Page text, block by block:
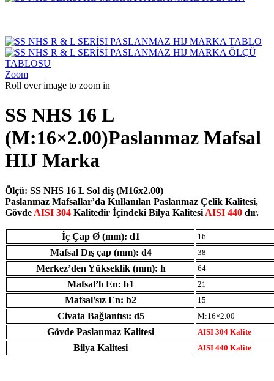
Zoom
Roll over image to zoom in
SS NHS 16 L
(M:16×2.00)Paslanmaz Mafsal
HIJ Marka
Ölçü: SS NHS 16 L Sol diş (M16x2.00)
Paslanmaz Mafsallar’da Kullanılan Paslanmaz Çelik Kalitesi,
Gövde AISI 304 Kalitedir İçindeki Bilya Kalitesi AISI 440 dır.
İç Çap Ø (mm): d1 16
Mafsal Dış çap (mm): d4 38
Merkez’den Yükseklik (mm): h 64
Mafsal’lı En: b1 21
Mafsal’sız En: b2 15
Civata Bağlantısı: d5 M:16×2.00
Gövde Paslanmaz Kalitesi AISI 304 Kalite
Bilya Kalitesi AISI 440 Kalite